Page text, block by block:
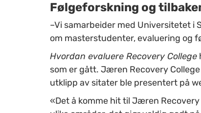
Følgeforskning og
–Vi samarbeider med Universitetet i
om masterstudenter, evaluering og
Hvordan evaluere Recovery College
som er gått. Jæren Recovery
utklipp av sitater ble presentert på
«Det å komme hit til Jæren